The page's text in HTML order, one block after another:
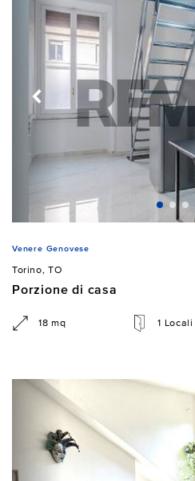
Venere Genovese
Torino, TO
Porzione di casa
18 mq 1 Locali